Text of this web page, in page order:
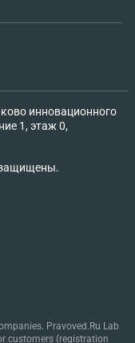
инновационного
1, этаж 0,
Pravoved.Ru Lab
customers (registration